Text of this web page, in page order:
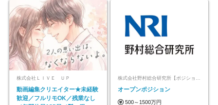
株式会社ＬＩＶＥ ＵＰ
動画編集クリエイター★未経験
歓迎／フルリモOK／残業なし
オープンポジション
500～1500万円